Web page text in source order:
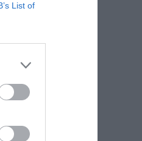
List of